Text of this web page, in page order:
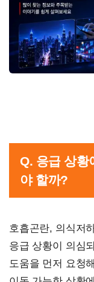
Q. 응급 상황
야 할까?
호흡곤란, 의식저
응급 상황이 의심
도움을 먼저 요청